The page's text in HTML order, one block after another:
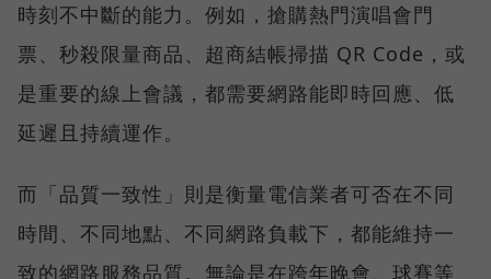
時刻不中斷的能力。例如，搶購熱門演唱會門
票、秒殺限量商品、超商結帳掃描 QR Code，或
是重要的線上會議，都需要網路能即時回應、低
延遲且持續運作。
而「品質一致性」則是衡量電信業者可否在不同
時間、不同地點、不同網路負載下，都能維持一
致的網路服務品質。無論是在跨年晚會、球賽等